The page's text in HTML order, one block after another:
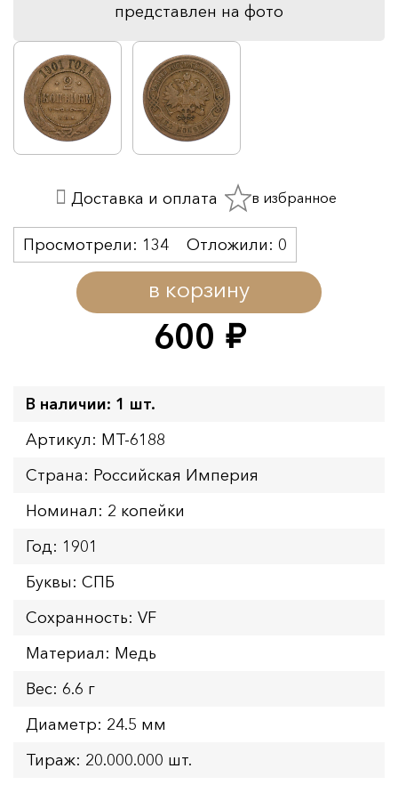
представлен на фото
600 руб.
в корзину
Просмотрели: 134 Отложили: 0
Доставка и оплата в избранное
В наличии: 1 шт.
Артикул: MT-6188
Страна: Российская Империя
Номинал: 2 копейки
Год: 1901
Буквы: СПБ
Сохранность: VF
Материал: Медь
Вес: 6.6 г
Диаметр: 24.5 мм
Тираж: 20.000.000 шт.